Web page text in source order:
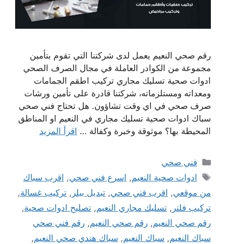
رقم صحي النعيم يعمل لدى شركتنا التي تقوم بتأمين
مجموعة من الكوادر العاملة في مجال الصرف الصحي
ادوات صحية تسليك مجاري تركيب اطقم الجمامات
ومعداته ومستلزماته، شركتنا قادرة على تأمين ورشات
صرف صحي في اي وقت تشاؤون. هل تحتاج فني صحي
سباك ادوات صحية تسليك مجاري في النعيم او المناطق
المحيطة بها؟ موثوقة وخبرة وكفالة … اقرأ المزيد
التصنيفات
فني صحي
الوسوم
ادوات صحية النعيم, اسرع فني صحي, اقرب سباك
من موقعي, اقرب فني صحي, تبديل بيلر , تركيب غسالة,
تركيب فلتر , تسليك مجاري النعيم, تصليح ادوات صحية,
رقم صحي النعيم, رقم صحي النعيم, رقم فني صحي
سباك النعيم, سباك النعيم, سباك هندي صحي النعيم,